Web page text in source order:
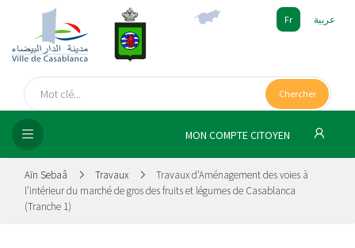
Fr عربية
Chercher
MON COMPTE CITOYEN
Aïn Sebaâ Travaux
Travaux d’Aménagement des voies à
l’intérieur du marché de gros des fruits et légumes de Casablanca
(Tranche 1)